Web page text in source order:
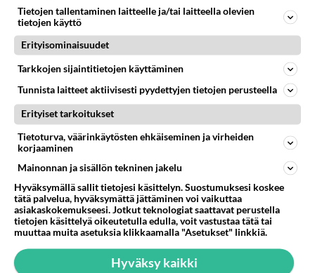
2023-06-03 12:17:51
Anonyymikirjoitti:
Kyllä tuolloin tarkistettiin, kuten nykyisinkin,
veronmaksajan kokonaisansiotulot. Eli palkkatulo,
johon oli lisätty metsän verotusarvo ja sen jälkeen
lisäveroa tai ennakkoon peritty verot olivat ’osuneet’
nappiin….
Lue lisää
Yrittäjän maksamat ennakkoverot ne
arvioverotusta on. Etukäteen ei voi tietää miten
bisnekset sujuvat, mutta verot täytyy maksaa
omatoimisesti joka kuukausi sen mukaan mitä
verottaja on arvioinut tuloksi. Kyllä nousisi kova
Tietojen tallentaminen laitteelle ja/tai laitteella olevien
tietojen käyttö
Erityisominaisuudet
Tarkkojen sijaintitietojen käyttäminen
Tunnista laitteet aktiivisesti pyydettyjen tietojen perusteella
Erityiset tarkoitukset
Tietoturva, väärinkäytösten ehkäiseminen ja virheiden
korjaaminen
Mainonnan ja sisällön tekninen jakelu
Hyväksymällä sallit tietojesi käsittelyn. Suostumuksesi koskee
tätä palvelua, hyväksymättä jättäminen voi vaikuttaa
asiakaskokemukseesi. Jotkut teknologiat saattavat perustella
tietojen käsittelyä oikeutetulla edulla, voit vastustaa tätä tai
muuttaa muita asetuksia klikkaamalla "Asetukset" linkkiä.
Hyväksy kaikki